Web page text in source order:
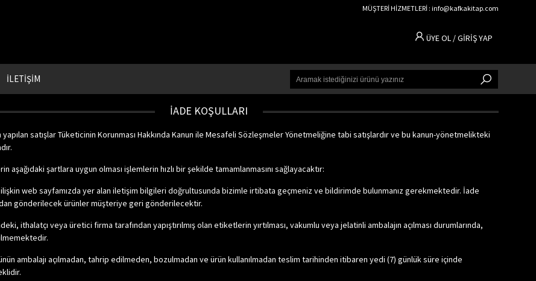
MÜŞTERİ HİZMETLERİ : info@kafkakitap.com
ÜYE OL / GİRİŞ YAP
İLETİŞİM
İADE KOŞULLARI
satışlar Tüketicinin Korunması Hakkında Kanun ile Mesafeli Sözleşmeler Yönetmeliğine tabi satışlardır ve bu kanun-yönetmelikteki
aşağıdaki şartlara uygun olması işlemlerin hızlı bir şekilde tamamlanmasını sağlayacaktır:
web sayfamızda yer alan iletişim bilgileri doğrultusunda bizimle irtibata geçmeniz ve bildirimde bulunmanız gerekmektedir. İade
gönderilecek ürünler müşteriye geri gönderilecektir.
ithalatçı veya üretici firma tarafından yapıştırılmış olan etiketlerin yırtılması, vakumlu veya jelatinli ambalajın açılması durumlarında,
ambalajı açılmadan, tahrip edilmeden, bozulmadan ve ürün kullanılmadan teslim tarihinden itibaren yedi (7) günlük süre içinde